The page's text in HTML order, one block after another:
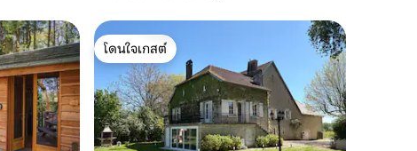
โดนใจเกสต์
โดนใจเกสต์